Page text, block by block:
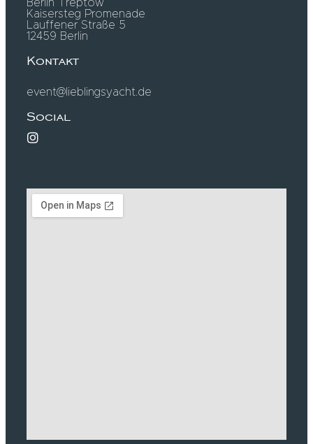
Berlin Treptow
Kaisersteg Promenade
Lauffener Straße 5
12459 Berlin
Kontakt
event@lieblingsyacht.de
Social